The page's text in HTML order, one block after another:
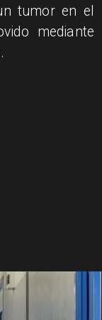
tumor en el
mediante